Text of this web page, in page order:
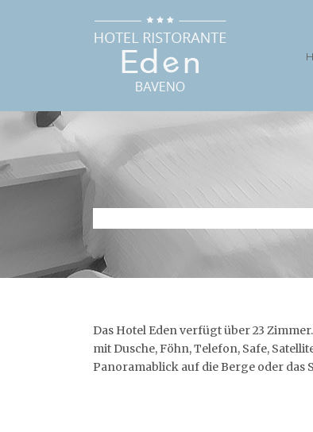
Das Hotel Eden verfügt über 23
mit Dusche, Föhn, Telefon, Safe,
Panoramablick auf die Berge oder